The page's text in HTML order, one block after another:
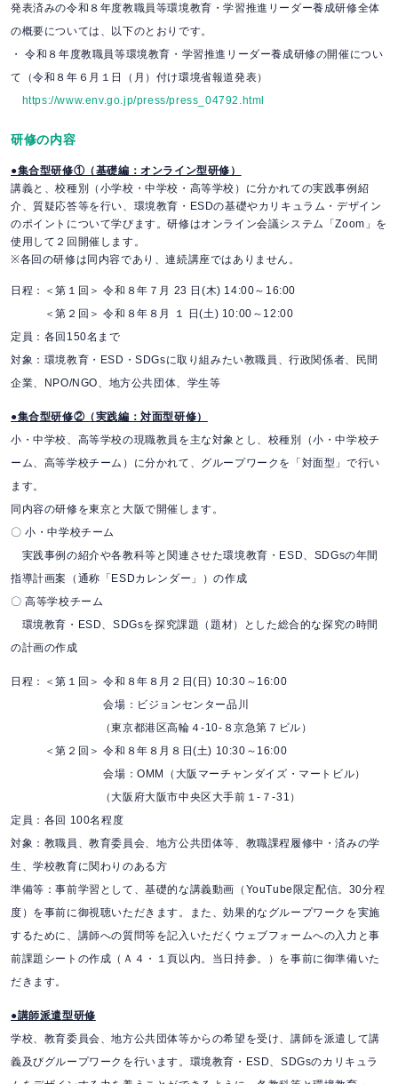
発表済みの令和８年度教職員等環境教育・学習推進リーダー養成研修全体
の概要については、以下のとおりです。
・ 令和８年度教職員等環境教育・学習推進リーダー養成研修の開催につい
て（令和８年６月１日（月）付け環境省報道発表）
https://www.env.go.jp/press/press_04792.html
研修の内容
●集合型研修①（基礎編：オンライン型研修）
講義と、校種別（小学校・中学校・高等学校）に分かれての実践事例紹
介、質疑応答等を行い、環境教育・ESDの基礎やカリキュラム・デザイン
のポイントについて学びます。研修はオンライン会議システム「Zoom」を
使用して２回開催します。
※各回の研修は同内容であり、連続講座ではありません。
日程：＜第１回＞ 令和８年７月 23 日(木) 14:00～16:00
＜第２回＞ 令和８年８月 １ 日(土) 10:00～12:00
定員：各回150名まで
対象：環境教育・ESD・SDGsに取り組みたい教職員、行政関係者、民間
企業、NPO/NGO、地方公共団体、学生等
●集合型研修②（実践編：対面型研修）
小・中学校、高等学校の現職教員を主な対象とし、校種別（小・中学校チ
ーム、高等学校チーム）に分かれて、グループワークを「対面型」で行い
ます。
同内容の研修を東京と大阪で開催します。
〇 小・中学校チーム
実践事例の紹介や各教科等と関連させた環境教育・ESD、SDGsの年間
指導計画案（通称「ESDカレンダー」）の作成
〇 高等学校チーム
環境教育・ESD、SDGsを探究課題（題材）とした総合的な探究の時間
の計画の作成
日程：＜第１回＞ 令和８年８月２日(日) 10:30～16:00
会場：ビジョンセンター品川
（東京都港区高輪４-10-８京急第７ビル）
＜第２回＞ 令和８年８月８日(土) 10:30～16:00
会場：OMM（大阪マーチャンダイズ・マートビル）
（大阪府大阪市中央区大手前１-７-31）
定員：各回 100名程度
対象：教職員、教育委員会、地方公共団体等、教職課程履修中・済みの学
生、学校教育に関わりのある方
準備等：事前学習として、基礎的な講義動画（YouTube限定配信。30分程
度）を事前に御視聴いただきます。また、効果的なグループワークを実施
するために、講師への質問等を記入いただくウェブフォームへの入力と事
前課題シートの作成（Ａ４・１頁以内。当日持参。）を事前に御準備いた
だきます。
●講師派遣型研修
学校、教育委員会、地方公共団体等からの希望を受け、講師を派遣して講
義及びグループワークを行います。環境教育・ESD、SDGsのカリキュラ